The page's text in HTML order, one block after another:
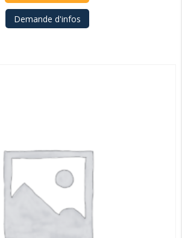
Demande d'infos